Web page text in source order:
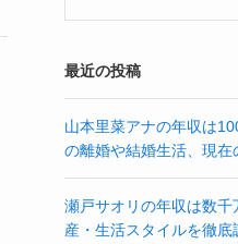
最近の投稿
山本里菜アナの年収は
の離婚や結婚生活、現在
瀬戸サオリの年収は数
産・生活スタイルを徹底